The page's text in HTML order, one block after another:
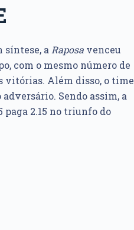
síntese, a Raposa venceu
com o mesmo número de
vitórias. Além disso, o time
Sendo assim, a
2.15 no triunfo do